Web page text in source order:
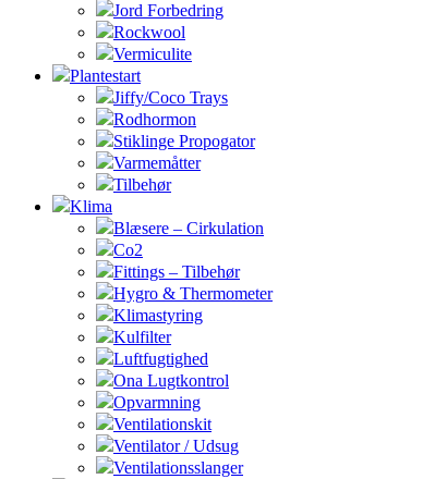
Jord Forbedring
Rockwool
Vermiculite
Plantestart
Jiffy/Coco Trays
Rodhormon
Stiklinge Propogator
Varmemåtter
Tilbehør
Klima
Blæsere – Cirkulation
Co2
Fittings – Tilbehør
Hygro & Thermometer
Klimastyring
Kulfilter
Luftfugtighed
Ona Lugtkontrol
Opvarmning
Ventilationskit
Ventilator / Udsug
Ventilationsslanger